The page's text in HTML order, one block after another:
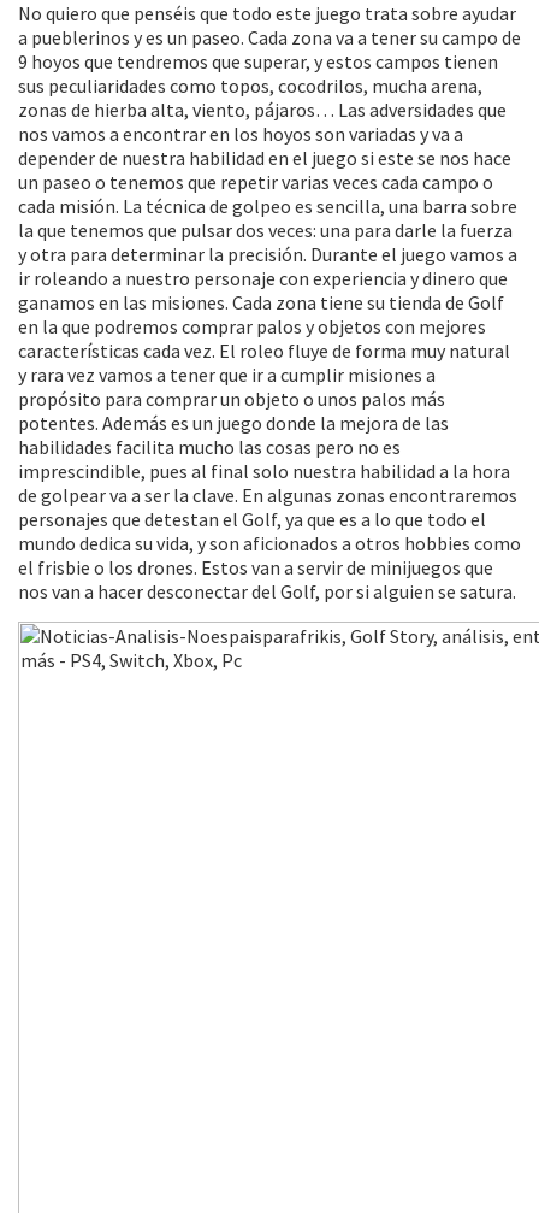
No quiero que penséis que todo este juego trata sobre ayudar
a pueblerinos y es un paseo. Cada zona va a tener su campo de
9 hoyos que tendremos que superar, y estos campos tienen
sus peculiaridades como topos, cocodrilos, mucha arena,
zonas de hierba alta, viento, pájaros… Las adversidades que
nos vamos a encontrar en los hoyos son variadas y va a
depender de nuestra habilidad en el juego si este se nos hace
un paseo o tenemos que repetir varias veces cada campo o
cada misión. La técnica de golpeo es sencilla, una barra sobre
la que tenemos que pulsar dos veces: una para darle la fuerza
y otra para determinar la precisión. Durante el juego vamos a
ir roleando a nuestro personaje con experiencia y dinero que
ganamos en las misiones. Cada zona tiene su tienda de Golf
en la que podremos comprar palos y objetos con mejores
características cada vez. El roleo fluye de forma muy natural
y rara vez vamos a tener que ir a cumplir misiones a
propósito para comprar un objeto o unos palos más
potentes. Además es un juego donde la mejora de las
habilidades facilita mucho las cosas pero no es
imprescindible, pues al final solo nuestra habilidad a la hora
de golpear va a ser la clave. En algunas zonas encontraremos
personajes que detestan el Golf, ya que es a lo que todo el
mundo dedica su vida, y son aficionados a otros hobbies como
el frisbie o los drones. Estos van a servir de minijuegos que
nos van a hacer desconectar del Golf, por si alguien se satura.